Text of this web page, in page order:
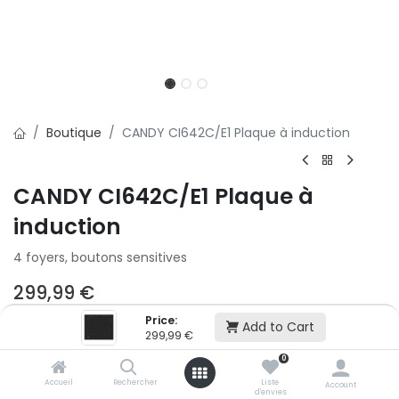
Price:
299,99 € Add to Cart
Accueil Rechercher
0
Liste
d'envies
Account
Boutique CANDY CI642C/E1 Plaque à induction
CANDY CI642C/E1 Plaque à
induction
4 foyers, boutons sensitives
299,99 €
500,01 € puis 2 x 499,99 € (sans frais)